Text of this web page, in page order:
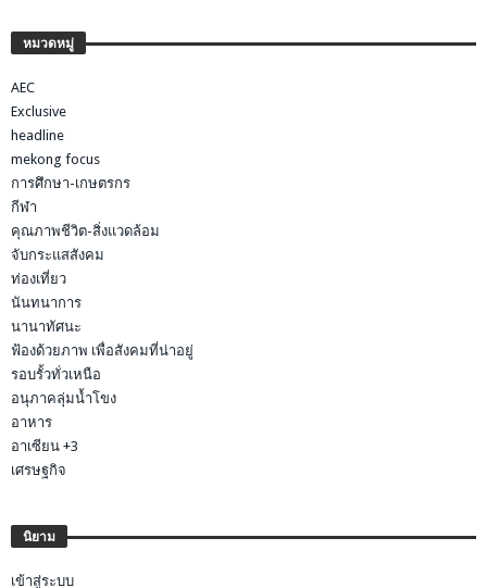
หมวดหมู่
AEC
Exclusive
headline
mekong focus
การศึกษา-เกษตรกร
กีฬา
คุณภาพชีวิต-สิ่งแวดล้อม
จับกระแสสังคม
ท่องเที่ยว
นันทนาการ
นานาทัศนะ
ฟ้องด้วยภาพ เพื่อสังคมที่น่าอยู่
รอบรั้วทั่วเหนือ
อนุภาคลุ่มน้ำโขง
อาหาร
อาเซียน +3
เศรษฐกิจ
นิยาม
เข้าสู่ระบบ